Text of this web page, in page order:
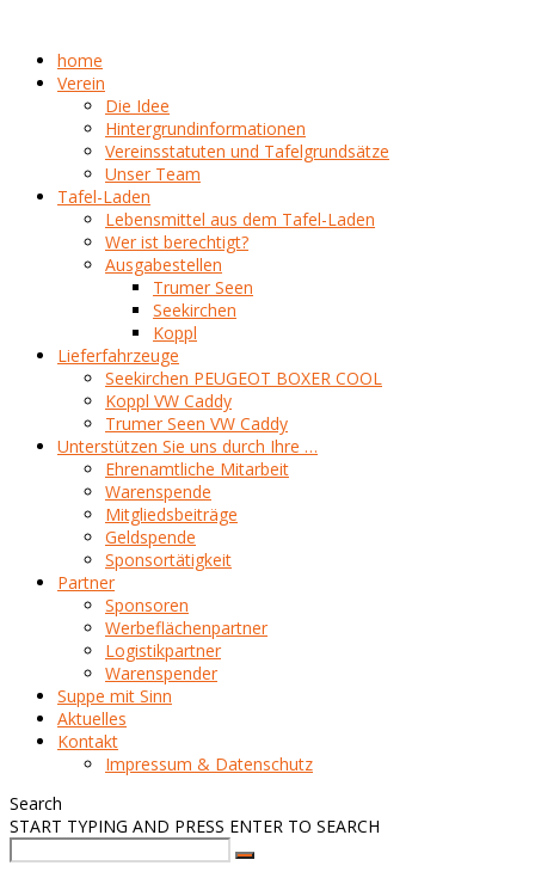
home
Verein
Die Idee
Hintergrundinformationen
Vereinsstatuten und Tafelgrundsätze
Unser Team
Tafel-Laden
Lebensmittel aus dem Tafel-Laden
Wer ist berechtigt?
Ausgabestellen
Trumer Seen
Seekirchen
Koppl
Lieferfahrzeuge
Seekirchen PEUGEOT BOXER COOL
Koppl VW Caddy
Trumer Seen VW Caddy
Unterstützen Sie uns durch Ihre …
Ehrenamtliche Mitarbeit
Warenspende
Mitgliedsbeiträge
Geldspende
Sponsortätigkeit
Partner
Sponsoren
Werbeflächenpartner
Logistikpartner
Warenspender
Suppe mit Sinn
Aktuelles
Kontakt
Impressum & Datenschutz
Search
START TYPING AND PRESS ENTER TO SEARCH